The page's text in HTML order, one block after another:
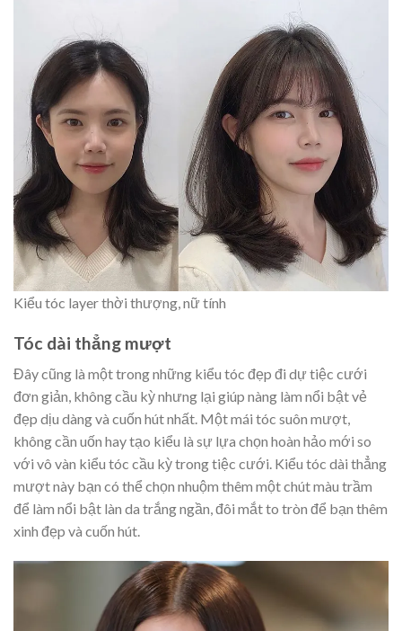
Kiểu tóc layer thời thượng, nữ tính
Tóc dài thẳng mượt
Đây cũng là một trong những kiểu tóc đẹp đi dự tiệc cưới
đơn giản, không cầu kỳ nhưng lại giúp nàng làm nổi bật vẻ
đẹp dịu dàng và cuốn hút nhất. Một mái tóc suôn mượt,
không cần uốn hay tạo kiểu là sự lựa chọn hoàn hảo mới so
với vô vàn kiểu tóc cầu kỳ trong tiệc cưới. Kiểu tóc dài thẳng
mượt này bạn có thể chọn nhuộm thêm một chút màu trầm
để làm nổi bật làn da trắng ngần, đôi mắt to tròn để bạn thêm
xinh đẹp và cuốn hút.